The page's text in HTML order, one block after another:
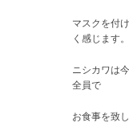
マスクを付
く感じます。
ニシカワは
全員で
お食事を致